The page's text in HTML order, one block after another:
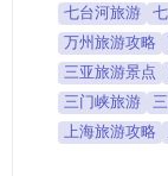
七台河旅游
万州旅游攻略
三亚旅游景点
三门峡旅游
上海旅游攻略